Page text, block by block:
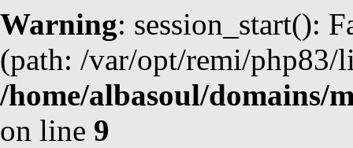
Warning: session_start():
(path: /var/opt/remi/php83/
/home/albasoul/domains/
on line 9